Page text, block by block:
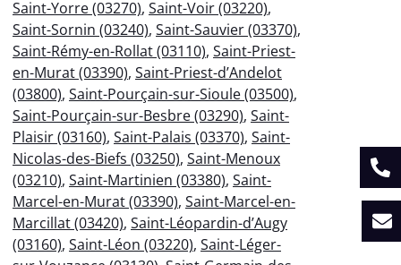
Saint-Yorre (03270), Saint-Voir (03220),
Saint-Sornin (03240), Saint-Sauvier (03370),
Saint-Rémy-en-Rollat (03110), Saint-Priest-
en-Murat (03390), Saint-Priest-d’Andelot
(03800), Saint-Pourçain-sur-Sioule (03500),
Saint-Pourçain-sur-Besbre (03290), Saint-
Plaisir (03160), Saint-Palais (03370), Saint-
Nicolas-des-Biefs (03250), Saint-Menoux
(03210), Saint-Martinien (03380), Saint-
Marcel-en-Murat (03390), Saint-Marcel-en-
Marcillat (03420), Saint-Léopardin-d’Augy
(03160), Saint-Léon (03220), Saint-Léger-